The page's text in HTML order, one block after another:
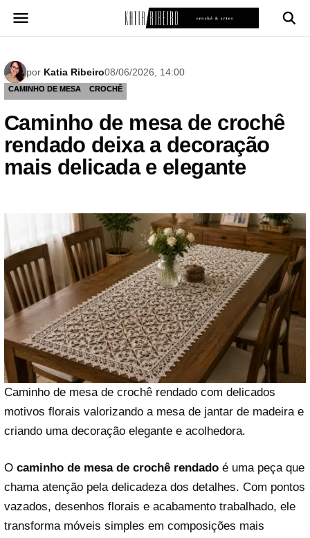
para
por Katia Ribeiro08/06/2026, 14:00
CAMINHO DE MESA CROCHÊ
Caminho de mesa de crochê
rendado deixa a decoração
mais delicada e elegante
Caminho de mesa de crochê rendado com delicados
motivos florais valorizando a mesa de jantar de madeira e
criando uma decoração elegante e acolhedora.
O caminho de mesa de crochê rendado é uma peça que
chama atenção pela delicadeza dos detalhes. Com pontos
vazados, desenhos florais e acabamento trabalhado, ele
transforma móveis simples em composições mais